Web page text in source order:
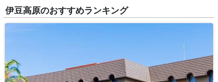
伊豆高原のおすすめランキング